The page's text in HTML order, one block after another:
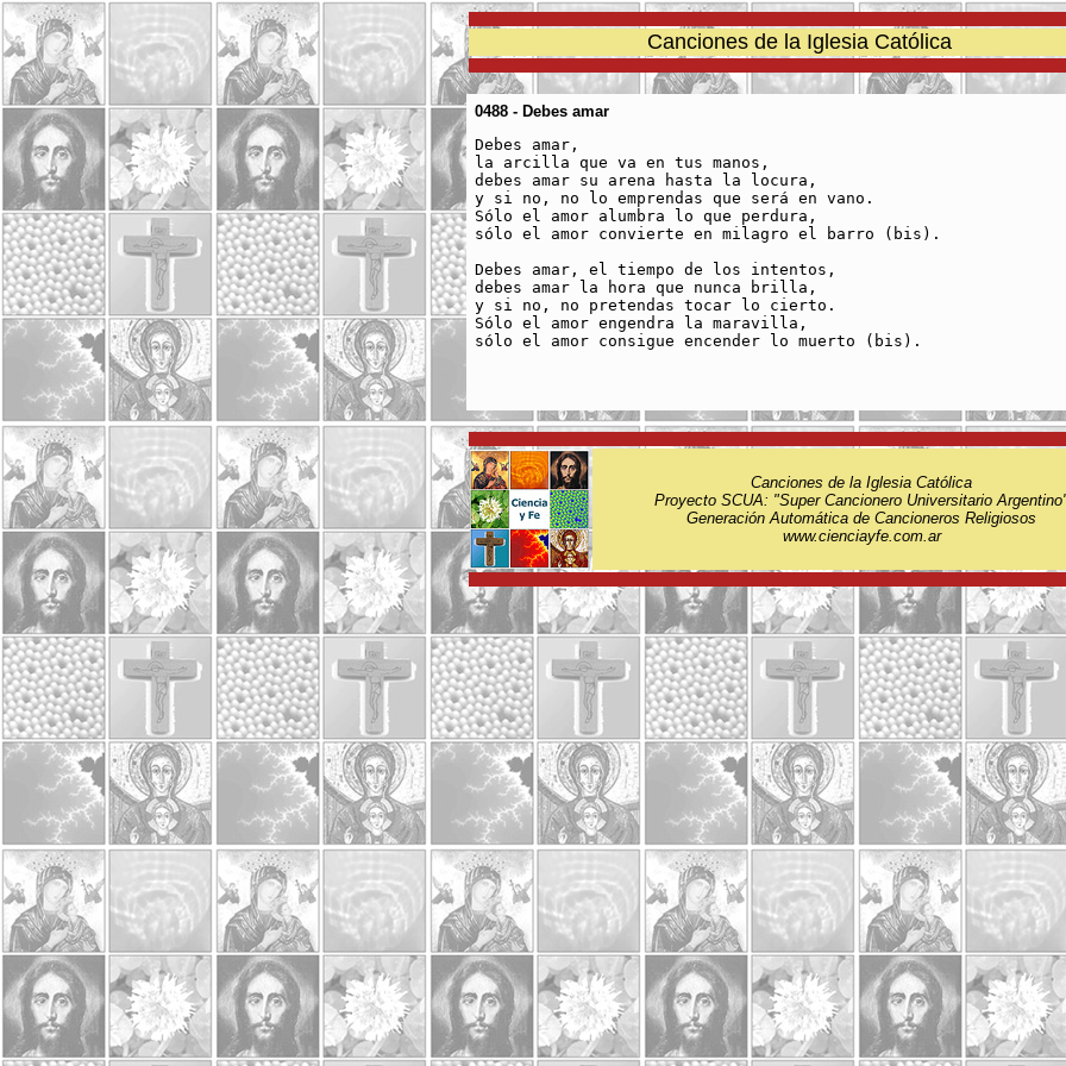
Canciones de la Iglesia Católica
0488 - Debes amar
Debes amar,
la arcilla que va en tus manos,
debes amar su arena hasta la locura,
y si no, no lo emprendas que será en vano.
Sólo el amor alumbra lo que perdura,
sólo el amor convierte en milagro el barro (bis).
Debes amar, el tiempo de los intentos,
debes amar la hora que nunca brilla,
y si no, no pretendas tocar lo cierto.
Sólo el amor engendra la maravilla,
sólo el amor consigue encender lo muerto (bis).
Canciones de la Iglesia Católica
Proyecto SCUA: "Super Cancionero Universitario
Generación Automática de Cancioneros Religiosos
www.cienciayfe.com.ar